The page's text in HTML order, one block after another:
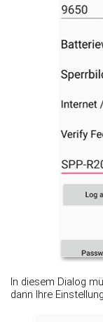
In diesem Dialog
dann Ihre